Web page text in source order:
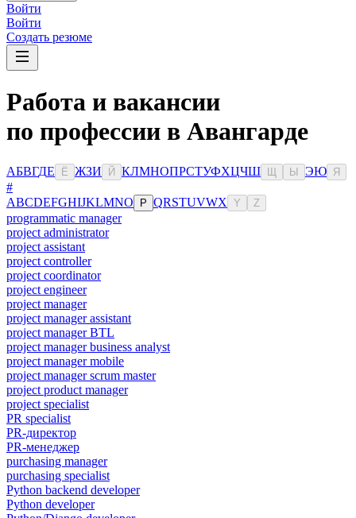
Войти
Войти
Создать резюме
Работа и вакансии
по профессии в Авангарде
АБВГДЕ Ё ЖЗИ Й КЛМНОПРСТУФХЦЧШ Ы ЭЮ Я
#
ABCDEFGHIJKLMNO P QRSTUVWX Y Z
programmatic manager
project administrator
project assistant
project controller
project coordinator
project engineer
project manager
project manager assistant
project manager BTL
project manager business analyst
project manager mobile
project manager scrum master
project product manager
project specialist
PR specialist
PR-директор
PR-менеджер
purchasing manager
purchasing specialist
Python backend developer
Python developer